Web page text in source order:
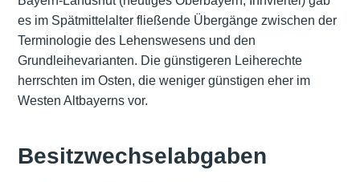
es im Spätmittelalter fließende Übergänge zwischen der
Terminologie des Lehenswesens und den
Grundleihevarianten. Die günstigeren Leiherechte
herrschten im Osten, die weniger günstigen eher im
Westen Altbayerns vor.
Besitzwechselabgaben